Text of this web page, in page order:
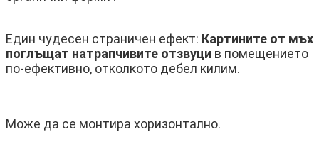
Един чудесен страничен ефект: Картините от мъх
поглъщат натрапчивите отзвуци в помещението
по-ефективно, отколкото дебел килим.
Може да се монтира хоризонтално.